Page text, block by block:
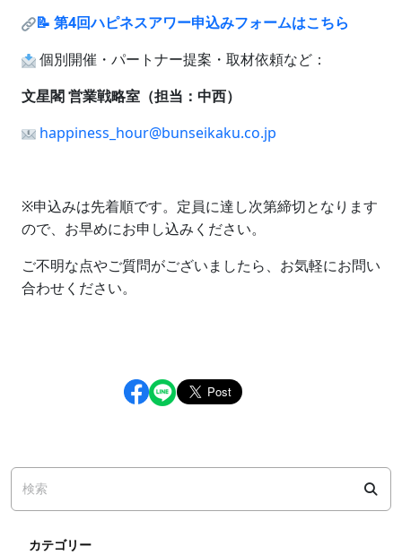
📝 第4回ハピネスアワー申込みフォームはこちら
個別開催・パートナー提案・取材依頼など：
文星閣 営業戦略室（担当：中西）
happiness_hour@bunseikaku.co.jp
※申込みは先着順です。定員に達し次第締切となります
ので、お早めにお申し込みください。
ご不明な点やご質問がございましたら、お気軽にお問い
合わせください。
カテゴリー